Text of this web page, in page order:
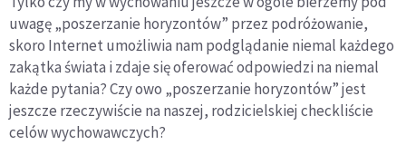
uwagę „poszerzanie horyzontów” przez podróżowanie,
skoro Internet umożliwia nam podglądanie niemal każdego
zakątka świata i zdaje się oferować odpowiedzi na niemal
każde pytania? Czy owo „poszerzanie horyzontów” jest
jeszcze rzeczywiście na naszej, rodzicielskiej checkliście
celów wychowawczych?